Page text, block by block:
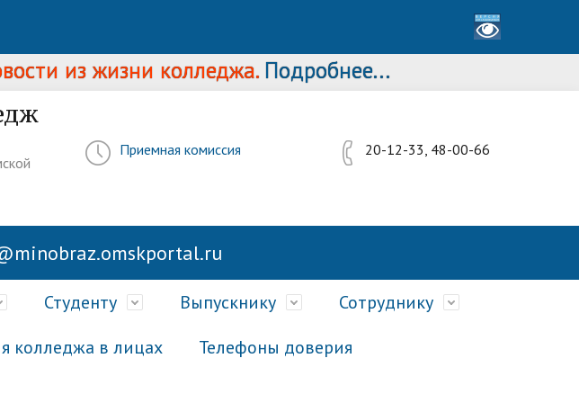
из жизни колледжа.Подробнее...
Приемная комиссия 20-12-33, 48-00-66
Студенту Выпускнику Сотруднику
колледжа в лицах
Телефоны доверия